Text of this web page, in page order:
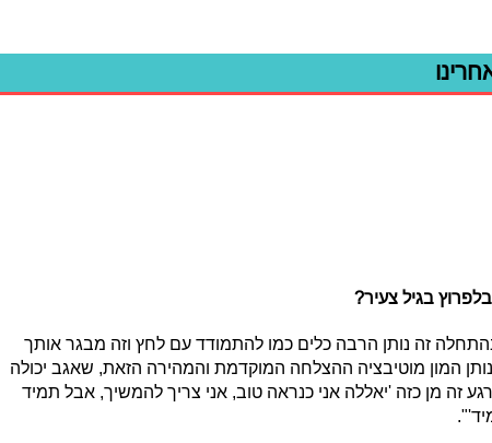
בגיל צעיר?
זה נותן הרבה כלים כמו להתמודד עם לחץ וזה מבגר אותך
המון מוטיבציה ההצלחה המוקדמת והמהירה הזאת, שאגב יכולה
זה מן כזה 'יאללה אני כנראה טוב, אני צריך להמשיך, אבל תמיד